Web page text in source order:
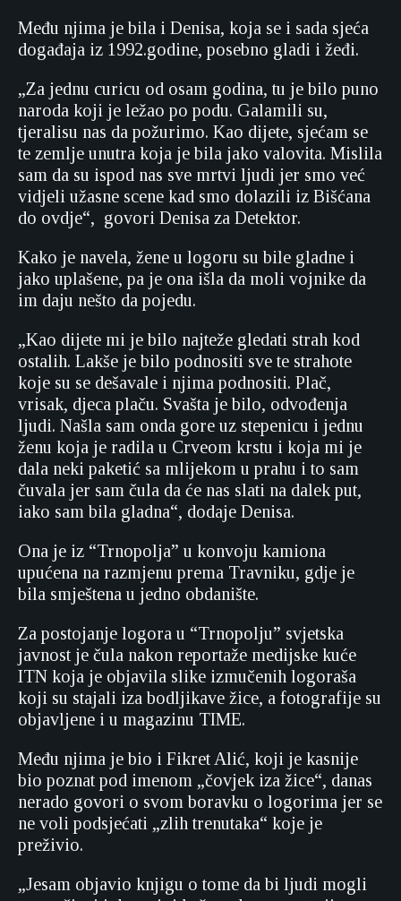
Među njima je bila i Denisa, koja se i sada sjeća
događaja iz 1992.godine, posebno gladi i žeđi.
„Za jednu curicu od osam godina, tu je bilo puno
naroda koji je ležao po podu. Galamili su,
tjeralisu nas da požurimo. Kao dijete, sjećam se
te zemlje unutra koja je bila jako valovita. Mislila
sam da su ispod nas sve mrtvi ljudi jer smo već
vidjeli užasne scene kad smo dolazili iz Bišćana
do ovdje“, govori Denisa za Detektor.
Kako je navela, žene u logoru su bile gladne i
jako uplašene, pa je ona išla da moli vojnike da
im daju nešto da pojedu.
„Kao dijete mi je bilo najteže gledati strah kod
ostalih. Lakše je bilo podnositi sve te strahote
koje su se dešavale i njima podnositi. Plač,
vrisak, djeca plaču. Svašta je bilo, odvođenja
ljudi. Našla sam onda gore uz stepenicu i jednu
ženu koja je radila u Crveom krstu i koja mi je
dala neki paketić sa mlijekom u prahu i to sam
čuvala jer sam čula da će nas slati na dalek put,
iako sam bila gladna“, dodaje Denisa.
Ona je iz “Trnopolja” u konvoju kamiona
upućena na razmjenu prema Travniku, gdje je
bila smještena u jedno obdanište.
Za postojanje logora u “Trnopolju” svjetska
javnost je čula nakon reportaže medijske kuće
ITN koja je objavila slike izmučenih logoraša
koji su stajali iza bodljikave žice, a fotografije su
objavljene i u magazinu TIME.
Među njima je bio i Fikret Alić, koji je kasnije
bio poznat pod imenom „čovjek iza žice“, danas
nerado govori o svom boravku o logorima jer se
ne voli podsjećati „zlih trenutaka“ koje je
preživio.
„Jesam objavio knjigu o tome da bi ljudi mogli